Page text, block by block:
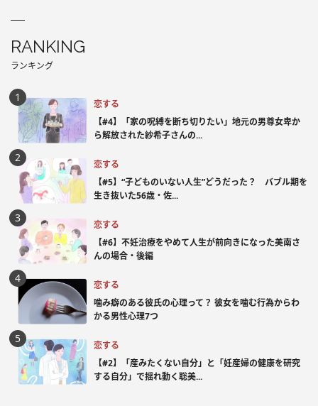
RANKING
ランキング
恋する
【#4】「家の呪縛を断ち切りたい」地元の男尊女卑か
ら解放された紗希子さんの...
恋する
【#5】“子どものいない人生”どうだった？ バブル期を
生き抜いた56歳・佐...
恋する
【#6】不妊治療をやめて人生が前向きになった美南さ
んの場合・後編
恋する
噛み癖のある彼氏の心理って？ 彼女を噛む行為からわ
かる男性心理7つ
恋する
【#2】「産みたくない自分」と「妊産婦の健康を研究
する自分」で揺れ動く聡美...